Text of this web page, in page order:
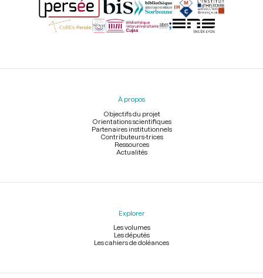
Menu
À propos
Objectifs du projet
Orientations scientifiques
Partenaires institutionnels
Contributeurs-trices
Ressources
Actualités
Explorer
Les volumes
Les députés
Les cahiers de doléances